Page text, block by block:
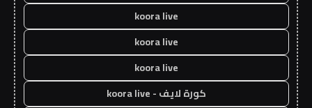
koora live
koora live
koora live
كورة لايف - koora live